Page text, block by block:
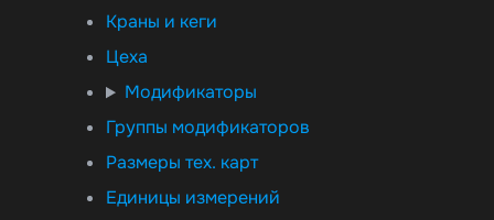
Краны и кеги
Цеха
Модификаторы
Группы модификаторов
Размеры тех. карт
Единицы измерений